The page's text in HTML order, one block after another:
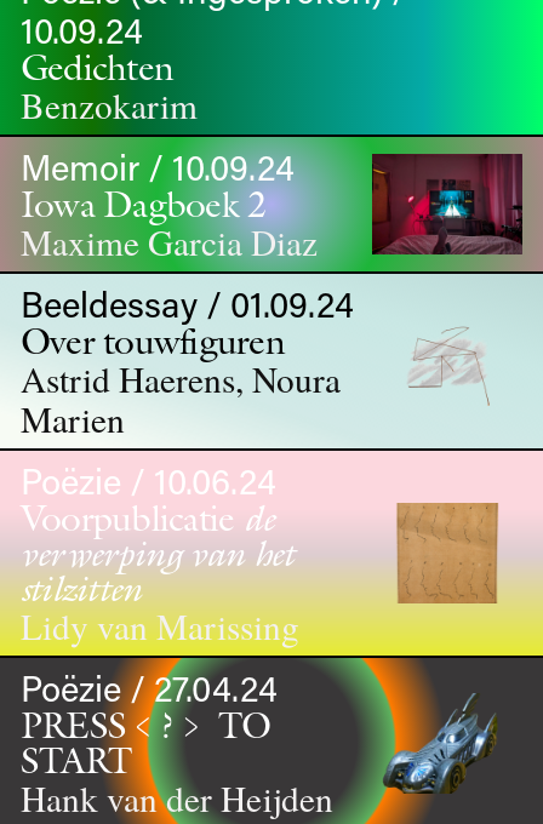
10.09.24
Gedichten
Benzokarim
Memoir / 10.09.24
Iowa Dagboek 2
Maxime Garcia Diaz
Beeldessay / 01.09.24
Over touwfiguren
Astrid Haerens, Noura
Marien
Poëzie / 10.06.24
Voorpublicatie de
verwerping van het
stilzitten
Lidy van Marissing
Poëzie / 27.04.24
PRESS﹤?﹥ TO
START
Hank van der Heijden